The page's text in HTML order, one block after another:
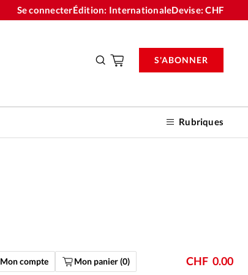
Se connecterÉdition: InternationaleDevise:CHF
Rubriques
S'ABONNER
Mon compte Mon panier (0) CHF 0.00